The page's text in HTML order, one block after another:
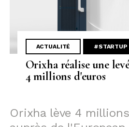
ACTUALITÉ #STARTUP
Orixha réalise une
4 millions d'euros
Orixha lève 4